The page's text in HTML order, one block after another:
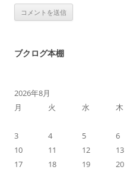
ブクログ本棚
2026年8月
月
火 水 木
3
4 5 6
10
11 12 13
17
18 19 20